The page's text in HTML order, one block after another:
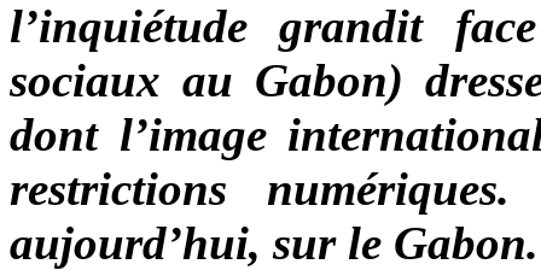
l’inquiétude grandit
sociaux au Gabon)
dont l’image
restrictions
aujourd’hui, sur le Gabon.